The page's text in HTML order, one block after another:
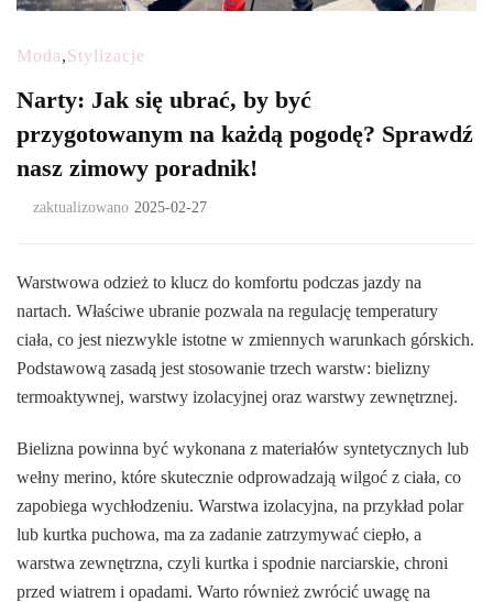
Moda,Stylizacje
Narty: Jak się ubrać, by być
przygotowanym na każdą pogodę? Sprawdź
nasz zimowy poradnik!
zaktualizowano 2025-02-27
Warstwowa odzież to klucz do komfortu podczas jazdy na
nartach. Właściwe ubranie pozwala na regulację temperatury
ciała, co jest niezwykle istotne w zmiennych warunkach górskich.
Podstawową zasadą jest stosowanie trzech warstw: bielizny
termoaktywnej, warstwy izolacyjnej oraz warstwy zewnętrznej.
Bielizna powinna być wykonana z materiałów syntetycznych lub
wełny merino, które skutecznie odprowadzają wilgoć z ciała, co
zapobiega wychłodzeniu. Warstwa izolacyjna, na przykład polar
lub kurtka puchowa, ma za zadanie zatrzymywać ciepło, a
warstwa zewnętrzna, czyli kurtka i spodnie narciarskie, chroni
przed wiatrem i opadami. Warto również zwrócić uwagę na